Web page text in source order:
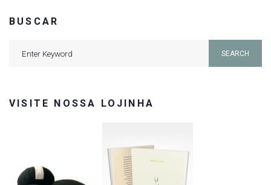
BUSCAR
SEARCH
VISITE NOSSA LOJINHA